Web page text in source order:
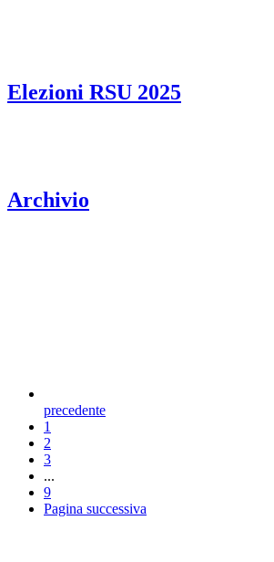
Elezioni RSU 2025
Archivio
precedente
1
2
3
...
9
Pagina successiva